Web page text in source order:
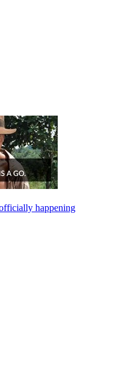
happening